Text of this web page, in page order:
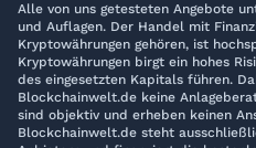
Alle von uns getesteten Angebote
und Auflagen. Der Handel mit
Kryptowährungen gehören, ist
Kryptowährungen birgt ein hohes
des eingesetzten Kapitals führen.
Blockchainwelt.de keine
sind objektiv und erheben keinen
Blockchainwelt.de steht